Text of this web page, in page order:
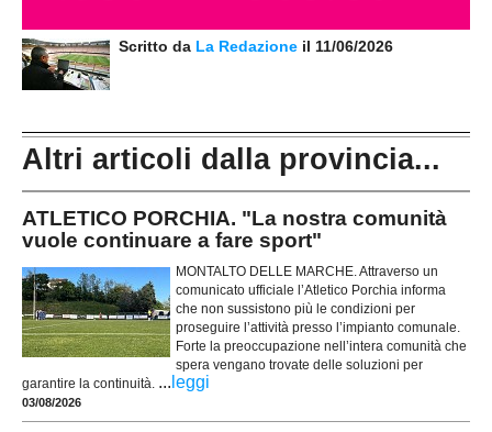
Scritto da La Redazione il 11/06/2026
Altri articoli dalla provincia...
ATLETICO PORCHIA. "La nostra comunità
vuole continuare a fare sport"
MONTALTO DELLE MARCHE. Attraverso un
comunicato ufficiale l’Atletico Porchia informa
che non sussistono più le condizioni per
proseguire l’attività presso l’impianto comunale.
Forte la preoccupazione nell’intera comunità che
spera vengano trovate delle soluzioni per
garantire la continuità. ... leggi
03/08/2026